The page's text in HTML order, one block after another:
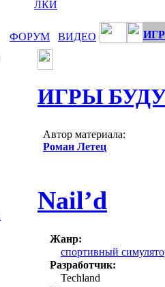
ЛКИ
ФОРУМ ВИДЕО
ИГРЫ
Автор материала:
Роман Летец
Nail’d
Жанр:
спортивный
Разработчик:
Techland